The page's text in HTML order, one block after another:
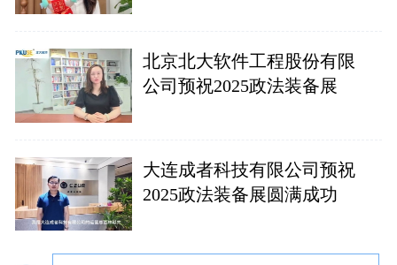
北京北大软件工程股份有限
公司预祝2025政法装备展
大连成者科技有限公司预祝
2025政法装备展圆满成功